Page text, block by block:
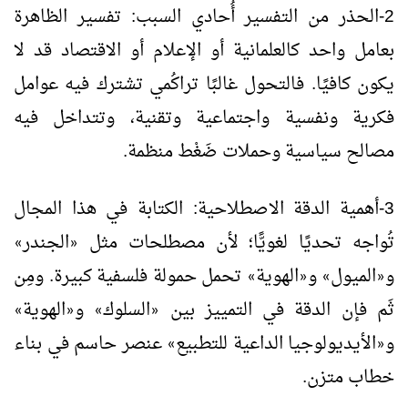
2-الحذر من التفسير أُحادي السبب: تفسير الظاهرة
بعامل واحد كالعلمانية أو الإعلام أو الاقتصاد قد لا
يكون كافيًا. فالتحول غالبًا تراكُمي تشترك فيه عوامل
فكرية ونفسية واجتماعية وتقنية، وتتداخل فيه
مصالح سياسية وحملات ضَغْط منظمة.
3-أهمية الدقة الاصطلاحية: الكتابة في هذا المجال
تُواجه تحديًا لغويًّا؛ لأن مصطلحات مثل
«الجندر»
و«الميول» و«الهوية» تحمل حمولة فلسفية كبيرة. ومِن
ثَم فإن الدقة في التمييز بين
«السلوك» و«الهوية»
و«الأيديولوجيا الداعية للتطبيع» عنصر حاسم في بناء
خطاب متزن.